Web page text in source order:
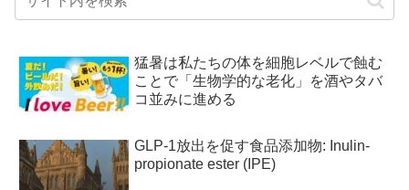
猛暑は私たちの体を細胞レベルで蝕む
ことで「生物学的な老化」を酒やタバ
コ並みに進める
GLP-1放出を促す食品添加物: Inulin-
propionate ester (IPE)